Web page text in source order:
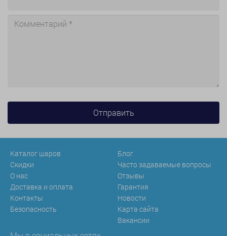
Каталог шаров
Скидки
О нас
Доставка и оплата
Контакты
Безопасность
Блог
Часто задаваемые вопросы
Отзывы
Гарантия
Новости
Карта сайта
Вакансии